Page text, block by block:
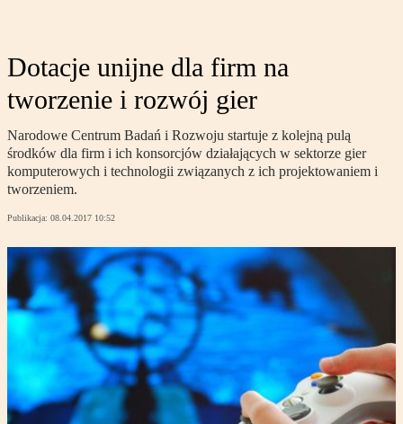
Dotacje unijne dla firm na
tworzenie i rozwój gier
Narodowe Centrum Badań i Rozwoju startuje z kolejną pulą
środków dla firm i ich konsorcjów działających w sektorze gier
komputerowych i technologii związanych z ich projektowaniem i
tworzeniem.
Publikacja: 08.04.2017 10:52